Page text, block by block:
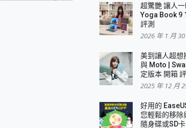
手味全龍進駐大巨蛋萬人盛典
超驚艷 讓人
Yoga Book 9
評測
2026 年 1 月
美到讓人超想
與 Moto |
定版本 開箱
2025 年 12 月
好用的
您輕鬆的移除
隨身碟或SD卡